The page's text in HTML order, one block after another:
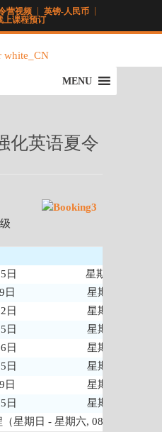
营视频
英镑-人民币
上课程预订
MENU
化英语夏令
日
星期日 7月19日
日
星期日 8月02日
日
星期日 8月16日
日
星期日 7月26日
日
星期日 8月16日
日
星期日 8月02日
日
星期日 8月16日
日
星期日 8月16日
星期日 - 星期六, 08:30-21:30）